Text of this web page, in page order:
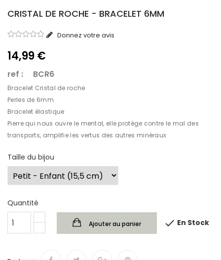
CRISTAL DE ROCHE - BRACELET 6MM
Donnez votre avis
14,99 €
ref : BCR6
Bracelet Cristal de roche
Perles de 6mm
Bracelet élastique
Pierre qui nous ouvre le mental, elle protège contre le mal des
transports, amplifie les vertus des autres minéraux
Taille du bijou
Quantité
Ajouter au panier  En Stock